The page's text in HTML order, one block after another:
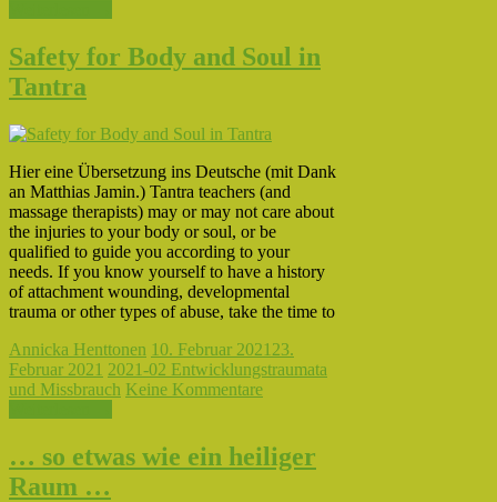
Safety for Body and Soul in
Tantra
Hier eine Übersetzung ins Deutsche (mit Dank
an Matthias Jamin.) Tantra teachers (and
massage therapists) may or may not care about
the injuries to your body or soul, or be
qualified to guide you according to your
needs. If you know yourself to have a history
of attachment wounding, developmental
trauma or other types of abuse, take the time to
Annicka Henttonen 10. Februar 2021 23.
Februar 2021 2021-02 Entwicklungstraumata
und Missbrauch Keine Kommentare
… so etwas wie ein heiliger
Raum …